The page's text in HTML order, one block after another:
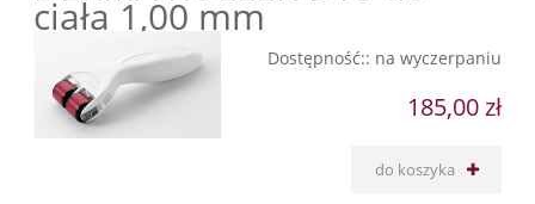
ciała 1,00 mm
Dostępność:: na wyczerpaniu
185,00 zł
do koszyka